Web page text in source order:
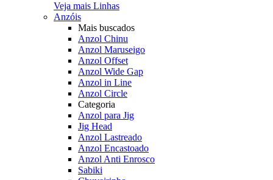
Veja mais Linhas
Anzóis
Mais buscados
Anzol Chinu
Anzol Maruseigo
Anzol Offset
Anzol Wide Gap
Anzol in Line
Anzol Circle
Categoria
Anzol para Jig
Jig Head
Anzol Lastreado
Anzol Encastoado
Anzol Anti Enrosco
Sabiki